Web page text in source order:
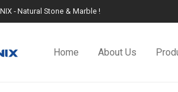
- Natural Stone & Marble !
Home About Us